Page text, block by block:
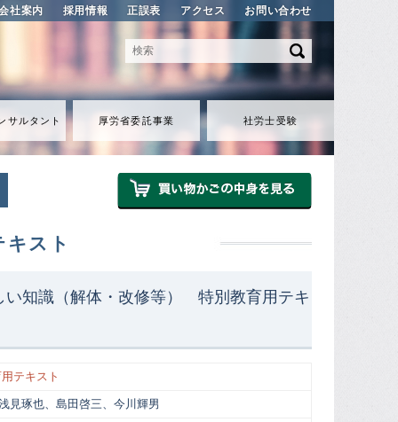
社案内 採用情報 正誤表 アクセス お問い合わせ
サルタント 厚労省委託事業 社労士受験
キスト
い知識（解体・改修等） 特別教育用テキ
テキスト
見琢也、島田啓三、今川輝男